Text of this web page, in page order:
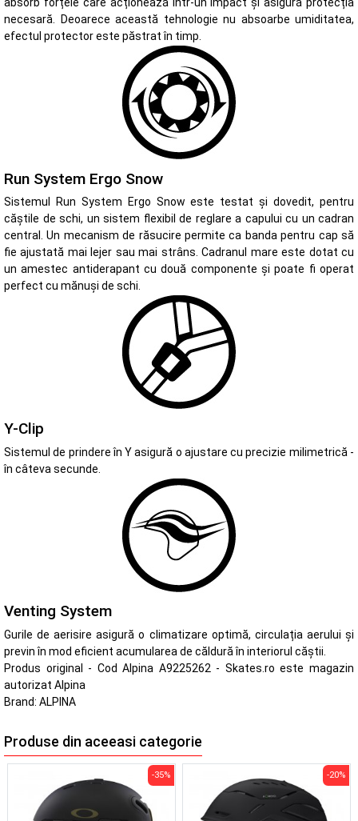
necesară. Deoarece această tehnologie nu absoarbe umiditatea,
efectul protector este păstrat în timp.
Run System Ergo Snow
Sistemul Run System Ergo Snow este testat și dovedit, pentru
căștile de schi, un sistem flexibil de reglare a capului cu un cadran
central. Un mecanism de răsucire permite ca banda pentru cap să
fie ajustată mai lejer sau mai strâns. Cadranul mare este dotat cu
un amestec antiderapant cu două componente și poate fi operat
perfect cu mănuși de schi.
Y-Clip
Sistemul de prindere în Y asigură o ajustare cu precizie milimetrică -
în câteva secunde.
Venting System
Gurile de aerisire asigură o climatizare optimă, circulația aerului și
previn în mod eficient acumularea de căldură în interiorul căștii.
Produs original - Cod Alpina A9225262 - Skates.ro este magazin
autorizat Alpina
Brand: ALPINA
Produse din aceeasi categorie
-35% -20%